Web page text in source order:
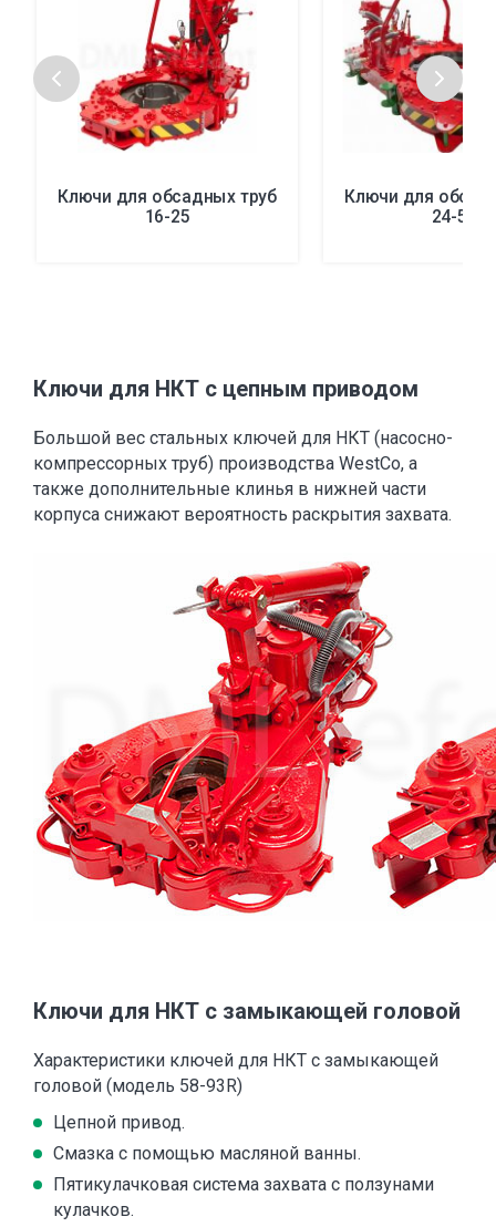
Ключи для обсадных труб
16-25
Ключи для
24-50
Ключи для НКТ с цепным приводом
Большой вес стальных ключей для НКТ (насосно-
компрессорных труб) производства WestCo, а
также дополнительные клинья в нижней части
корпуса снижают вероятность раскрытия захвата.
Ключи для НКТ с замыкающей головой
Характеристики ключей для НКТ с замыкающей
головой (модель 58-93R)
Цепной привод.
Смазка с помощью масляной ванны.
Пятикулачковая система захвата с ползунами
кулачков.